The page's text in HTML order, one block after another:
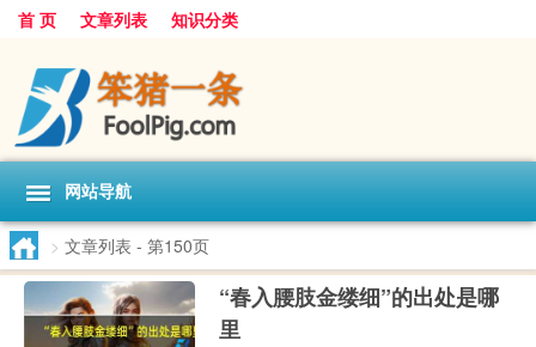
首 页 文章列表 知识分类
网站导航
> 文章列表 - 第150页
“春入腰肢金缕细”的出处是哪
里